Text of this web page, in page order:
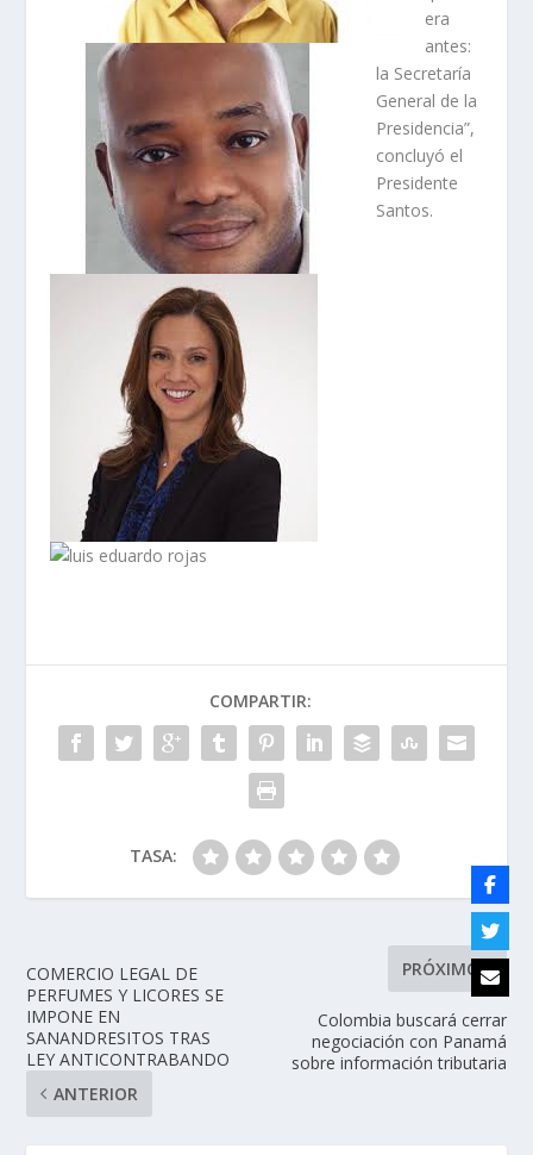
era
antes:
la Secretaría
General de la
Presidencia”,
concluyó el
Presidente
Santos.
COMPARTIR:
TASA:
COMERCIO LEGAL DE
PERFUMES Y LICORES SE
IMPONE EN
SANANDRESITOS TRAS
LEY ANTICONTRABANDO
ANTERIOR
PRÓXIMO
Colombia buscará cerrar
negociación con Panamá
sobre información tributaria